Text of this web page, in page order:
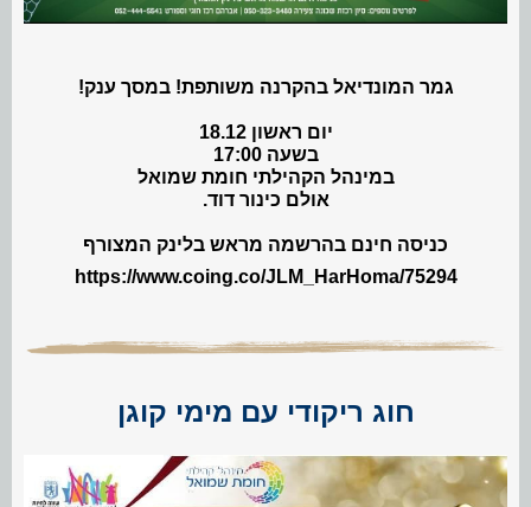
גמר המונדיאל בהקרנה משותפת! במסך ענק!
יום ראשון 18.12
בשעה 17:00
במינהל הקהילתי חומת שמואל
אולם כינור דוד.
כניסה חינם בהרשמה מראש בלינק המצורף
https://www.coing.co/JLM_HarHoma/75294
חוג ריקודי עם מימי קוגן